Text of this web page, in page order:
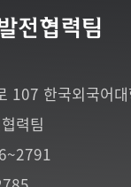
전협력팀
107 한국외국어
력팀